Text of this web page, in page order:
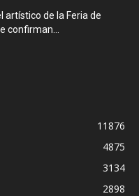
artístico de la Feria de
confirman...
11876
4875
3134
2898